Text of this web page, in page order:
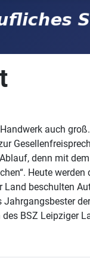
auch groß.
denn mit
Heute
Land beschulten
BSZ Leipziger